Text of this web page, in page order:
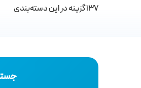
137گزینه در این دسته‌بندی